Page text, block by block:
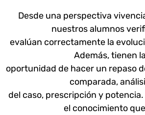
Desde una perspectiva
nuestros alumnos
evalúan correctamente la
Además, tienen la
oportunidad de hacer un repaso
comparada,
del caso, prescripción y
el conocimiento